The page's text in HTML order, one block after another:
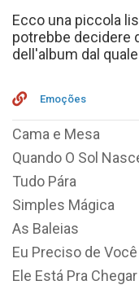
Ecco una piccola
potrebbe decidere
dell'album dal
Emoções
Cama e Mesa
Quando O Sol
Tudo Pára
Simples Mágica
As Baleias
Eu Preciso de Você
Ele Está Pra Chegar